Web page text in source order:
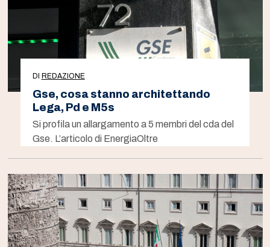
DI REDAZIONE
Gse, cosa stanno architettando
Lega, Pd e M5s
Si profila un allargamento a 5 membri del cda del
Gse. L’articolo di EnergiaOltre